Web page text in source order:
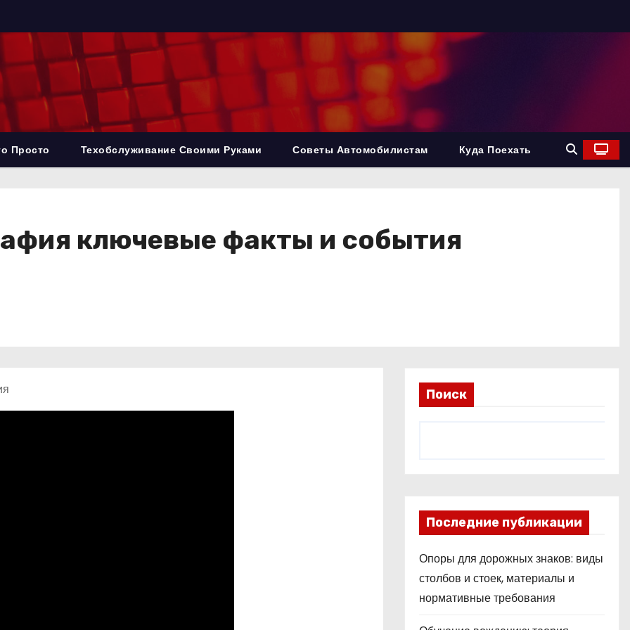
Просто Техобслуживание Своими Руками Советы Автомобилистам Куда Поехать
ключевые факты и события
Поиск
Последние публикации
Опоры для дорожных знаков: виды
столбов и стоек, материалы и
нормативные требования